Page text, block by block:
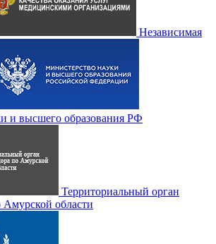
Независимая
и высшего образования РФ
Территориальный орган
Амурской области